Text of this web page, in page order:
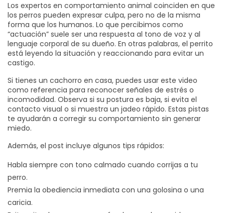
Los expertos en comportamiento animal coinciden en que
los perros pueden expresar culpa, pero no de la misma
forma que los humanos. Lo que percibimos como
“actuación” suele ser una respuesta al tono de voz y al
lenguaje corporal de su dueño. En otras palabras, el perrito
está leyendo la situación y reaccionando para evitar un
castigo.
Si tienes un cachorro en casa, puedes usar este video
como referencia para reconocer señales de estrés o
incomodidad. Observa si su postura es baja, si evita el
contacto visual o si muestra un jadeo rápido. Estas pistas
te ayudarán a corregir su comportamiento sin generar
miedo.
Además, el post incluye algunos tips rápidos:
Habla siempre con tono calmado cuando corrijas a tu
perro.
Premia la obediencia inmediata con una golosina o una
caricia.